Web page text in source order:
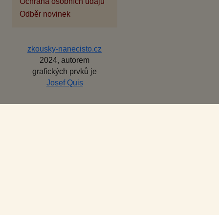
Odběr novinek
zkousky-nanecisto.cz
2024, autorem
grafických prvků je
Josef Quis